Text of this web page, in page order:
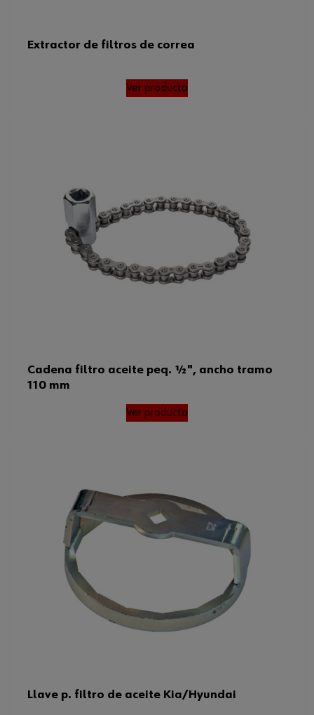
Extractor de filtros de correa
Ver producto
Cadena filtro aceite peq. ½", ancho tramo
110 mm
Ver producto
Llave p. filtro de aceite Kia/Hyundai